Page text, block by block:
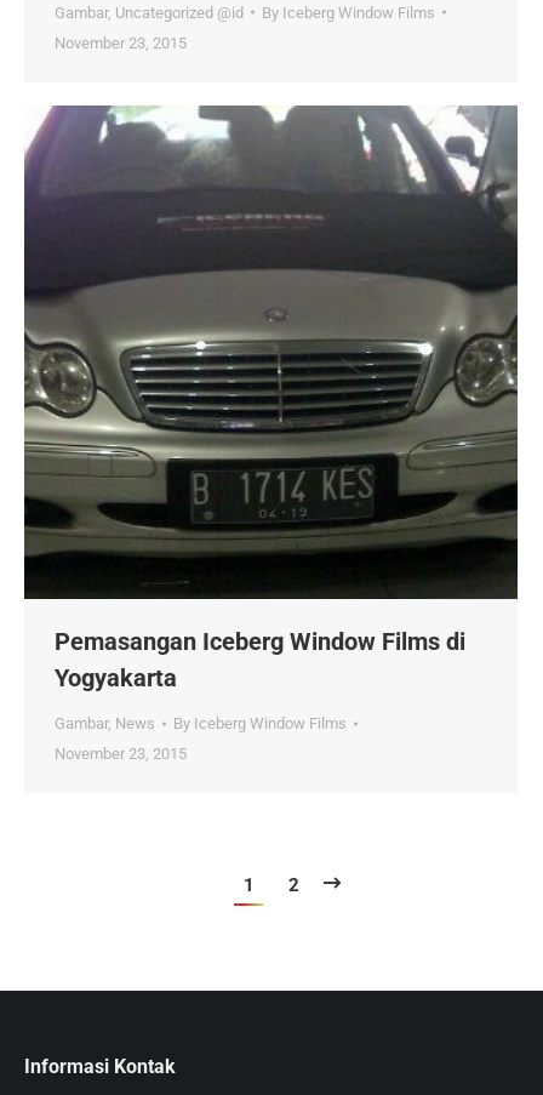
Gambar, Uncategorized @id By Iceberg Window Films
November 23, 2015
Pemasangan Iceberg Window Films di
Yogyakarta
Gambar, News By Iceberg Window Films
November 23, 2015
1 2
Informasi Kontak